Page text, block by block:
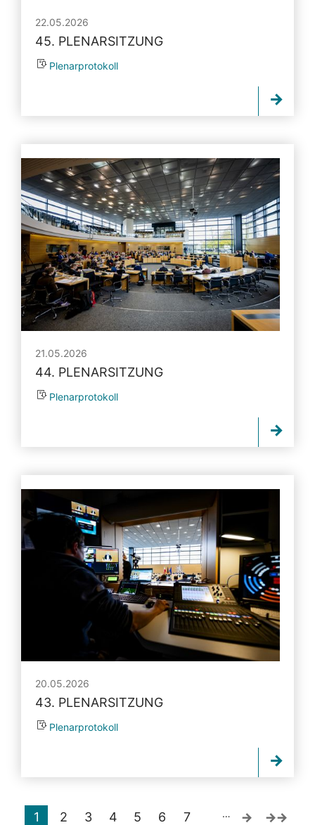
22.05.2026
45. PLENARSITZUNG
Plenarprotokoll
21.05.2026
44. PLENARSITZUNG
Plenarprotokoll
20.05.2026
43. PLENARSITZUNG
Plenarprotokoll
1 2 3 4 5 6 7 …